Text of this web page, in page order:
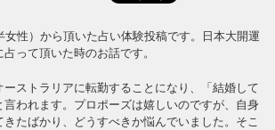
女性）から頂いた占い体験投稿です。日本大開運
って頂いた時のお話です。
ストラリアに転勤することになり、「結婚して
言われます。プロポーズは嬉しいのですが、自身
たばかり、どうすべきか悩んでいました。そこ